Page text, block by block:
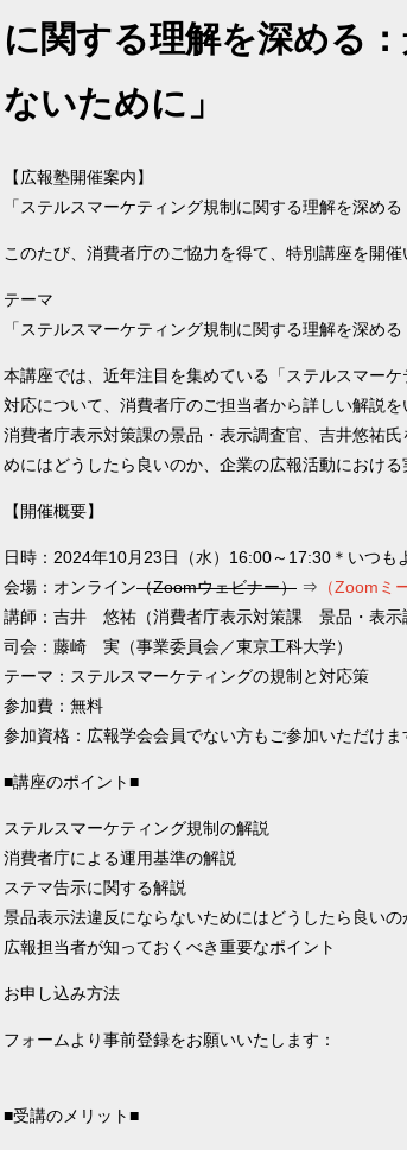
に関する理解を深める
ないために」
【広報塾開催案内】
「ステルスマーケティング規制に関する理解を深め
このたび、消費者庁のご協力を得て、特別講座を開催
テーマ
「ステルスマーケティング規制に関する理解を深め
本講座では、近年注目を集めている「ステルスマー
対応について、消費者庁のご担当者から詳しい解説を
消費者庁表示対策課の景品・表示調査官、吉井悠祐
めにはどうしたら良いのか、企業の広報活動における
【開催概要】
日時：2024年10月23日（水）16:00～17:30＊いつも
会場：オンライン（Zoomウェビナー） ⇒ （Zoomミ
講師：吉井 悠祐（消費者庁表示対策課 景品・表示
司会：藤崎 実（事業委員会／東京工科大学）
テーマ：ステルスマーケティングの規制と対応策
参加費：無料
参加資格：広報学会会員でない方もご参加いただけま
■講座のポイント■
ステルスマーケティング規制の解説
消費者庁による運用基準の解説
ステマ告示に関する解説
景品表示法違反にならないためにはどうしたら良いの
広報担当者が知っておくべき重要なポイント
お申し込み方法
フォームより事前登録をお願いいたします：
■受講のメリット■